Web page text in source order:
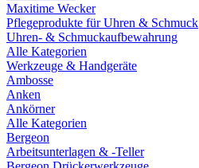
Maxitime Wecker
Pflegeprodukte für Uhren & Schmuck
Uhren- & Schmuckaufbewahrung
Alle Kategorien
Werkzeuge & Handgeräte
Ambosse
Anken
Ankörner
Alle Kategorien
Bergeon
Arbeitsunterlagen & -Teller